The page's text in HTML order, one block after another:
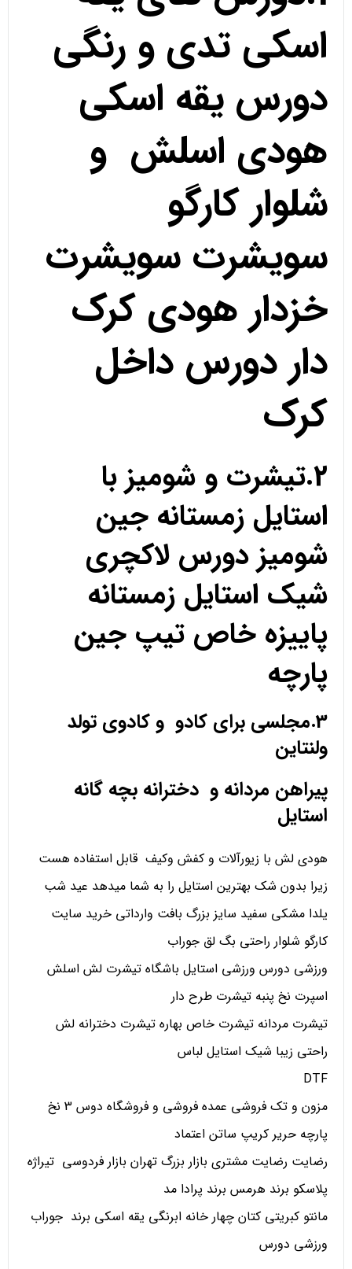
اسکی تدی و رنگی
دورس یقه اسکی
هودی اسلش و
شلوار کارگو
سویشرت سویشرت
خزدار هودی کرک
دار دورس داخل
کرک
2.تیشرت و شومیز با
استایل زمستانه جین
شومیز دورس لاکچری
شیک استایل زمستانه
پاییزه خاص تیپ جین
پارچه
3.مجلسی برای کادو و کادوی تولد
ولنتاین
پیراهن مردانه و دخترانه بچه گانه
استایل
هودی لش با زیورآلات و کفش وکیف قابل استفاده هست
زیرا بدون شک بهترین استایل را به شما میدهد عید شب
یلدا مشکی سفید سایز بزرگ بافت وارداتی خرید سایت
کارگو شلوار راحتی بگ لق جوراب
ورزشی دورس ورزشی استایل باشگاه تیشرت لش اسلش
اسپرت نخ پنبه تیشرت طرح دار
تیشرت مردانه تیشرت خاص بهاره تیشرت دخترانه لش
راحتی زیبا شیک استایل لباس
DTF
مزون و تک فروشی عمده فروشی و فروشگاه دوس 3 نخ
پارچه حریر کریپ ساتن اعتماد
رضایت رضایت مشتری بازار بزرگ تهران بازار فردوسی تیراژه
پلاسکو برند هرمس برند پرادا مد
مانتو کبریتی کتان چهار خانه ابرنگی یقه اسکی برند جوراب
ورزشی دورس